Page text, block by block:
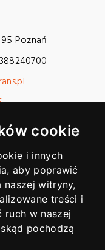
cookie
i innych
aby poprawić
naszej witryny,
treści i
ruch w naszej
pochodzą
Poznań
388240700